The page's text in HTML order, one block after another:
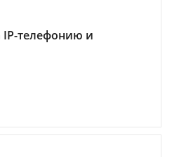
IP-телефонию и